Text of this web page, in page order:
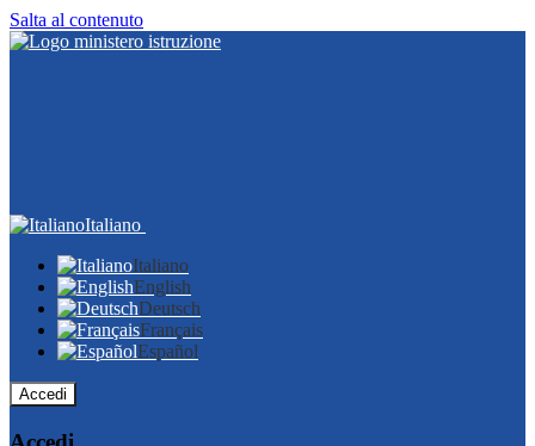
Salta al contenuto
Italiano
Italiano
English
Deutsch
Français
Español
Accedi